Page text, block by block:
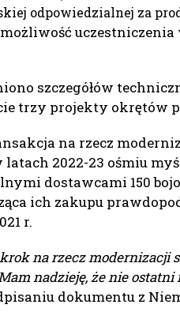
odpowiedzialnej za
szczegółów
trzy projekty okrętów
na rzecz
2022-23 ośmiu
dostawcami 150
ich zakupu
r.
na rzecz modernizacji
nadzieję, że nie
dokumentu z